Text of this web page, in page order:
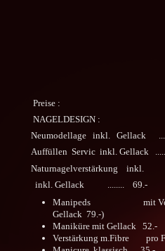
Preise :
NAGELDESIGN :
Neumodellage inkl.
Auffüllen Servic inkl.
Naturnagelverstärkung inkl.
inkl. Gellack ........ 69.-
Manipeds mit
Gellack 79.-)
Maniküre mit Gellack 52.-
Verstärkung m.Fibre